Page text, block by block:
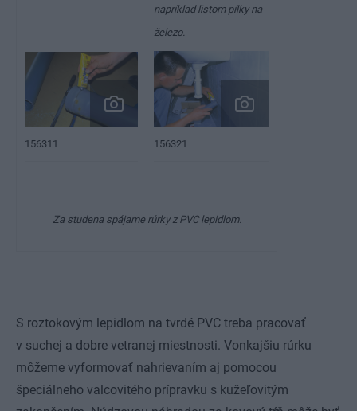
napríklad listom pílky na
železo.
156311 156321
Za studena spájame rúrky z PVC lepidlom.
S roztokovým lepidlom na tvrdé PVC treba pracovať
v suchej a dobre vetranej miestnosti. Vonkajšiu rúrku
môžeme vyformovať nahrievaním aj pomocou
špeciálneho valcovitého prípravku s kužeľovitým